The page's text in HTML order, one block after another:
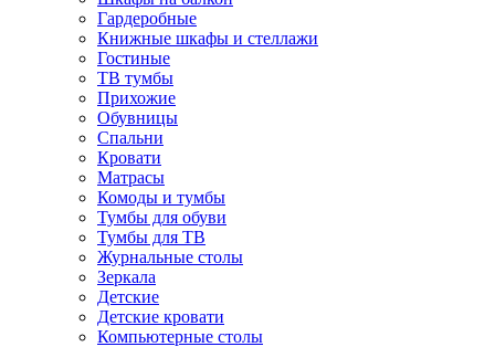
Гардеробные
Книжные шкафы и стеллажи
Гостиные
ТВ тумбы
Прихожие
Обувницы
Спальни
Кровати
Матрасы
Комоды и тумбы
Тумбы для обуви
Тумбы для ТВ
Журнальные столы
Зеркала
Детские
Детские кровати
Компьютерные столы